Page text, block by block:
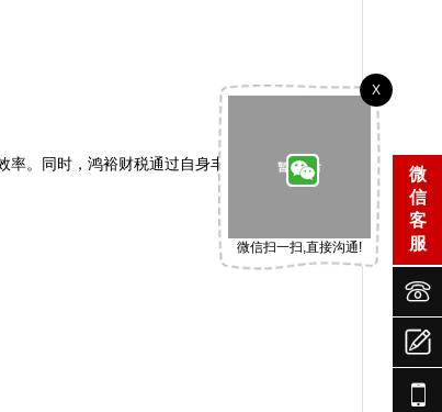
。同时，鸿裕财税通过自身丰富的经验与专业
微
信
客
服
X
微信扫一扫,直接沟通!



